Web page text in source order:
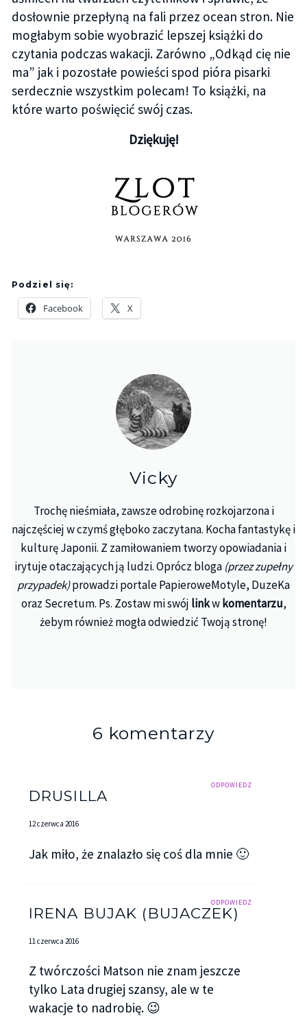
dosłownie przepłyną na fali przez ocean stron. Nie
mogłabym sobie wyobrazić lepszej książki do
czytania podczas wakacji. Zarówno „Odkąd cię nie
ma” jak i pozostałe powieści spod pióra pisarki
serdecznie wszystkim polecam! To książki, na
które warto poświęcić swój czas.
Dziękuję!
Podziel się:
Facebook X
Vicky
Trochę nieśmiała, zawsze odrobinę rozkojarzona i
najczęściej w czymś głęboko zaczytana. Kocha fantastykę i
kulturę Japonii. Z zamiłowaniem tworzy opowiadania i
irytuje otaczających ją ludzi. Oprócz bloga (przez zupełny
przypadek)prowadzi portale PapieroweMotyle, DuzeKa
oraz Secretum. Ps. Zostaw mi swój linkwkomentarzu,
żebym również mogła odwiedzić Twoją stronę!
6 komentarzy
ODPOWIEDZ
DRUSILLA
12 czerwca 2016
Jak miło, że znalazło się coś dla mnie 🙂
ODPOWIEDZ
IRENA BUJAK (BUJACZEK)
11 czerwca 2016
Z twórczości Matson nie znam jeszcze
tylko Lata drugiej szansy, ale w te
wakacje to nadrobię. 😉